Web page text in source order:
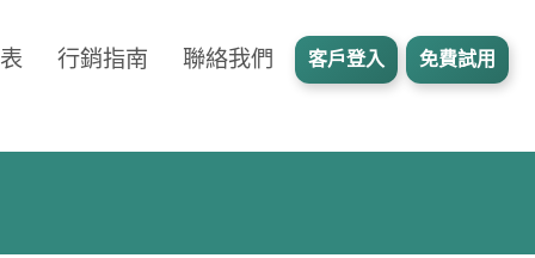
行銷指南 聯絡我們 客戶登入 免費試用